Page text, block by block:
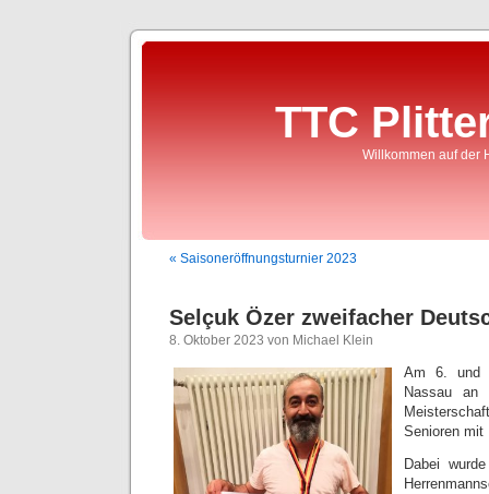
TTC
Willkommen auf der
« Saisoneröffnungsturnier 2023
Selçuk Özer zweifacher
8. Oktober 2023 von Michael Klein
Am 6. und
Nassau an
Senioren mit
Dabei